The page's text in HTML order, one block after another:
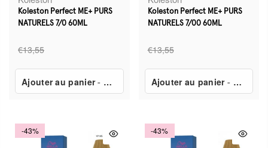
Koleston Perfect ME+ PURS
NATURELS 7/0 60ML
€13,55
Ajouter au panier- €7,80
Koleston Perfect ME+ PURS
NATURELS 7/00 60ML
€13,55
Ajouter au panier- €7,80
-43% -43%